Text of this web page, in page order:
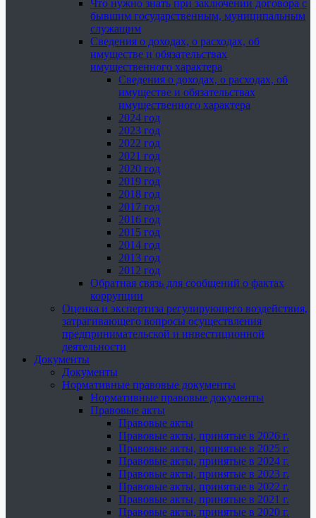
Что нужно знать при заключении договора с
бывшим государственным, муниципальным
служащим
Сведения о доходах, о расходах, об
имуществе и обязательствах
имущественного характера
Сведения о доходах, о расходах, об
имуществе и обязательствах
имущественного характера
2024 год
2023 год
2022 год
2021 год
2020 год
2019 год
2018 год
2017 год
2016 год
2015 год
2014 год
2013 год
2012 год
Обратная связь для сообщений о фактах
коррупции
Оценка и экспертиза регулирующего воздействия,
затрагивающего вопросы осуществления
предпринимательской и инвестиционной
деятельности
Документы
Документы
Нормативные правовые документы
Нормативные правовые документы
Правовые акты
Правовые акты
Правовые акты, принятые в 2026 г.
Правовые акты, принятые в 2025 г.
Правовые акты, принятые в 2024 г.
Правовые акты, принятые в 2023 г.
Правовые акты, принятые в 2022 г.
Правовые акты, принятые в 2021 г.
Правовые акты, принятые в 2020 г.